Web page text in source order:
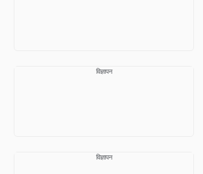
विज्ञापन
विज्ञापन